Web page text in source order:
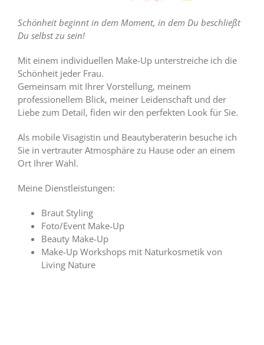
Schönheit beginnt in dem Moment, in dem Du beschließt
Du selbst zu sein!
Mit einem individuellen Make-Up unterstreiche ich die
Schönheit jeder Frau.
Gemeinsam mit Ihrer Vorstellung, meinem
professionellem Blick, meiner Leidenschaft und der
Liebe zum Detail, fiden wir den perfekten Look für Sie.
Als mobile Visagistin und Beautyberaterin besuche ich
Sie in vertrauter Atmosphäre zu Hause oder an einem
Ort Ihrer Wahl.
Meine Dienstleistungen:
Braut Styling
Foto/Event Make-Up
Beauty Make-Up
Make-Up Workshops mit Naturkosmetik von
Living Nature